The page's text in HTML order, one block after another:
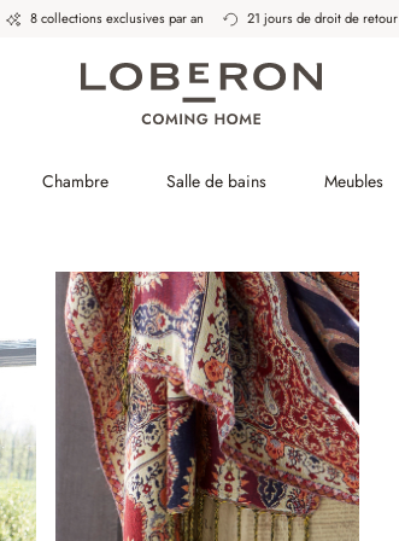
8 collections exclusives par an 21 jours de droit de retour
Chambre Salle de bains Meubles